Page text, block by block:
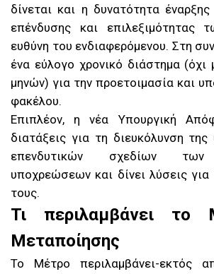
δίνεται και η δυνατότητα
επένδυσης και επιλεξιμότητας
ευθύνη του ενδιαφερόμενου. Στη
ένα εύλογο χρονικό διάστημα (όχι
μηνών) για την προετοιμασία και
φακέλου.
Επιπλέον, η νέα Υπουργική
διατάξεις για τη διευκόλυνση
επενδυτικών σχεδίων των
υποχρεώσεων και δίνει λύσεις
τους.
Τι περιλαμβάνει το
Μεταποίησης
Το Μέτρο περιλαμβάνει-εκτός